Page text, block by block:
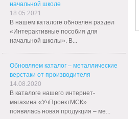
начальной школе
18.05.2021
В нашем каталоге обновлен раздел
«Интерактивные пособия для
начальной школы». В...
Обновляем каталог – металлические
верстаки от производителя
14.08.2020
В каталоге нашего интернет-
магазина «УчПроектМСК»
появилась новая продукция – ме...